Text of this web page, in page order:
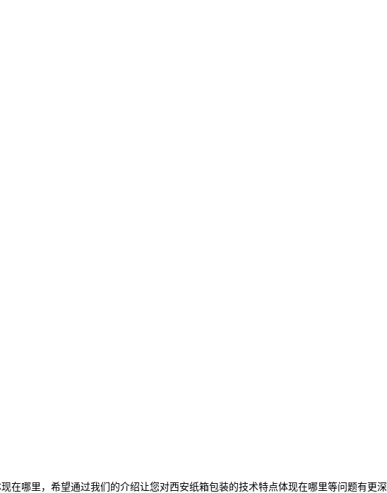
在哪里，希望通过我们的介绍让您对西安纸箱包装的技术特点体现在哪里等问题有更深